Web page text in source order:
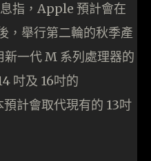
指，Apple 預計會在
，舉行第二輪的秋季產
一代 M 系列處理器的
吋及 16吋的
計會取代現有的 13吋